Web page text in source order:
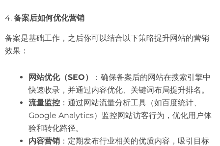
4. 备案后如何优化营销
备案是基础工作，之后你可以结合以下策略提升网站的营销
效果：
网站优化（SEO）
：确保备案后的网站在搜索引擎中
快速收录，并通过内容优化、关键词布局提升排名。
流量监控 ：通过网站流量分析工具（如百度统计、
Google Analytics）监控网站访客行为，优化用户体
验和转化路径。
内容营销 ：定期发布行业相关的优质内容，吸引目标